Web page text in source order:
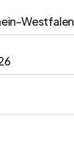
Westfalen